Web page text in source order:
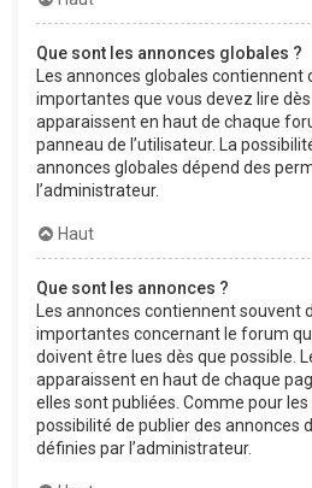
Que sont les annonces globales ?
Les annonces globales
importantes que vous devez lire dès
apparaissent en haut de chaque
panneau de l’utilisateur. La
annonces globales dépend des
l’administrateur.
Haut
Que sont les annonces ?
Les annonces contiennent souvent
importantes concernant le forum
doivent être lues dès que possible.
apparaissent en haut de chaque
elles sont publiées. Comme pour
possibilité de publier des annonces
définies par l’administrateur.